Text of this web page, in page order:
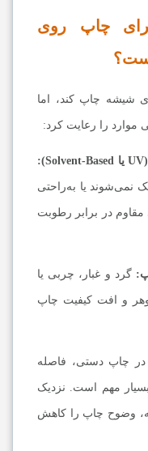
چاپ روی
چاپ کند، اما
را رعایت کرد:
یا به‌راحتی
در برابر رطوبت
گرد و غبار، چربی یا
و افت کیفیت چاپ
چاپ دستی، فاصله
مهم است. نزدیک
وضوح چاپ را کاهش